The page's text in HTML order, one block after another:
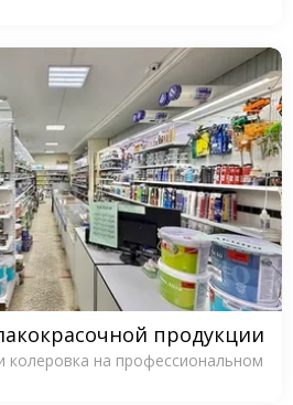
продукции
колеровка на профессиональном